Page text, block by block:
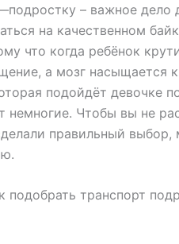
– важное дело
на качественном
что когда ребёнок
а мозг насыщается
подойдёт девочке
немногие. Чтобы вы не
правильный выбор,
подобрать транспорт